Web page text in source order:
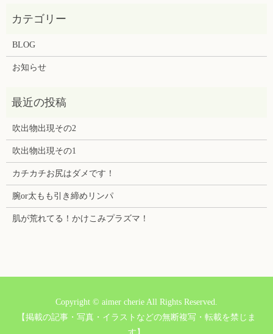
BLOG
お知らせ
吹出物出現その2
吹出物出現その1
カチカチお尻はダメです！
腕or太もも引き締めリンパ
肌が荒れてる！かけこみプラズマ！
Copyright © aimer cherie All Rights Reserved.
【掲載の記事・写真・イラストなどの無断複写・転載を禁じま